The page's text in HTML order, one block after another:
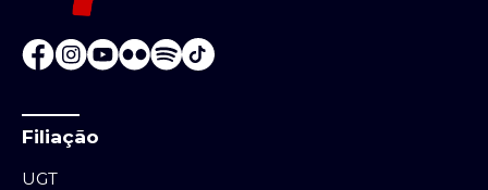
Filiação
UGT